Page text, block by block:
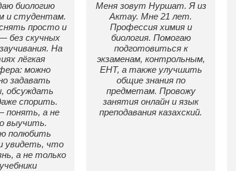
биологию
и студентам.
просто и
без скучных
На
лёгкая
можно
задавать
обсуждать
спорить.
понять, а не
выучить.
полюбить
увидеть, что
а не только
Меня зовут Нуршат. Я из
Актау. Мне 21 лет.
Профессия химия и
биология. Помогаю
подготовиться к
экзаменам, контрольным,
ЕНТ, а также улучшить
общие знания по
предметам. Провожу
занятия онлайн и язык
преподавания казахский.